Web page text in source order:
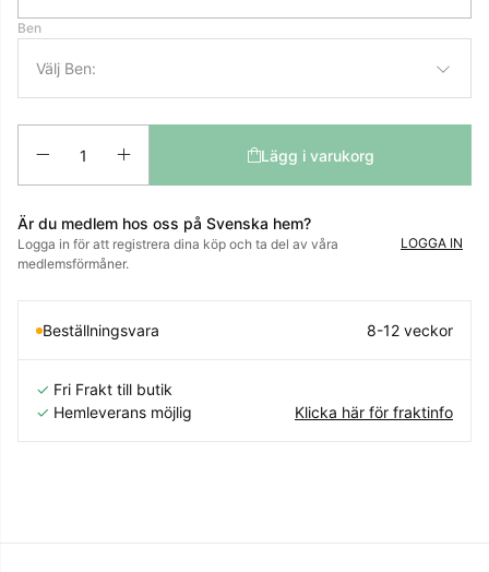
Ben
Välj Ben:
Lägg i varukorg
Är du medlem hos oss på Svenska hem?
Logga in för att registrera dina köp och ta del av våra
medlemsförmåner.
LOGGA IN
Beställningsvara 8-12 veckor
✓ Fri Frakt till butik
✓ Hemleverans möjlig Klicka här för fraktinfo